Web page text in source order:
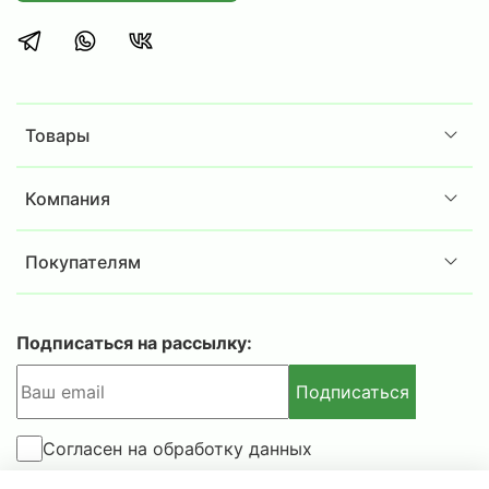
для хранения инвентаря и бытовых вещей
Для складских специалистов, которым требуется
инструментов, материалов
Внимание!
Стеллаж следует нагружать с нижней полки к верхней.
Нагрузка на полки должна быть равномерно
распределена по длине всей полки.
Товары
Компания
Покупателям
Подписаться на рассылку:
Подписаться
Согласен на обработку данных